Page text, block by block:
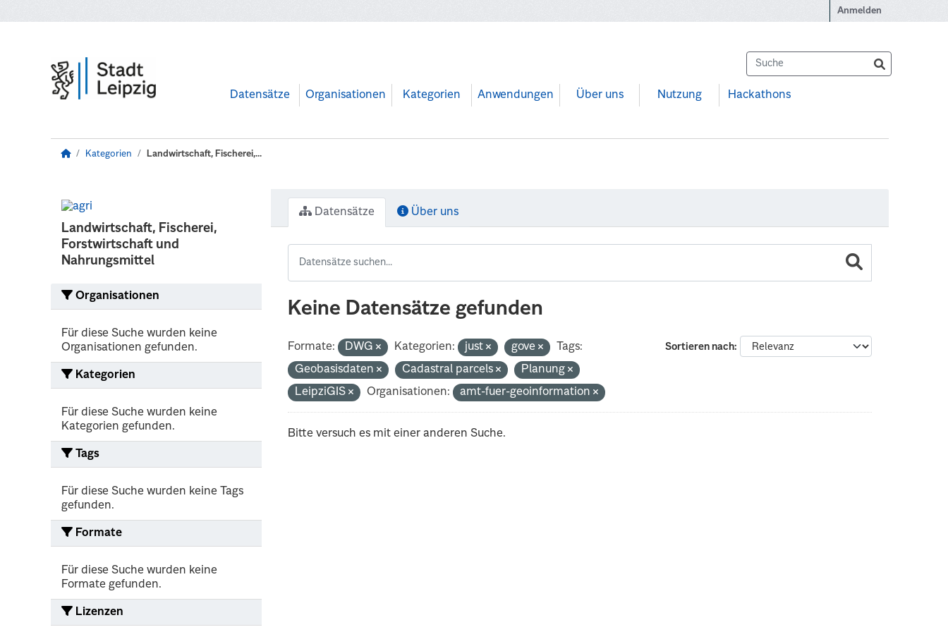
Anmelden
Datensätze Organisationen Kategorien Anwendungen Über uns Nutzung Hackathons
Kategorien Landwirtschaft, Fischerei,...
Landwirtschaft, Fischerei,
Forstwirtschaft und
Nahrungsmittel
Organisationen
Für diese Suche wurden keine
Organisationen gefunden.
Kategorien
Für diese Suche wurden keine
Kategorien gefunden.
Tags
Für diese Suche wurden keine Tags
gefunden.
Formate
Für diese Suche wurden keine
Formate gefunden.
Lizenzen
Datensätze Über uns
Keine Datensätze gefunden
Sortieren nach
Formate: DWG Kategorien: just gove
Tags:
Geobasisdaten
Cadastral parcels
Planung
LeipziGIS
Organisationen: amt-fuer-geoinformation
Bitte versuch es mit einer anderen Suche.